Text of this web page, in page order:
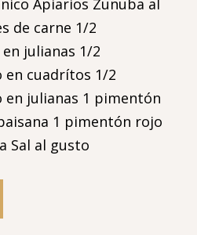
Apiarios Zunuba al
de carne 1/2
julianas 1/2
en cuadrítos 1/2
en julianas 1 pimentón
1 pimentón rojo
Sal al gusto